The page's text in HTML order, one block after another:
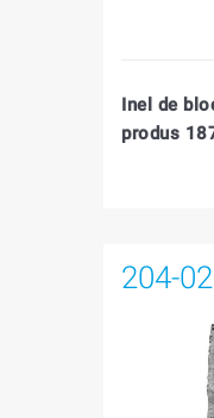
Inel de
produs
204-02